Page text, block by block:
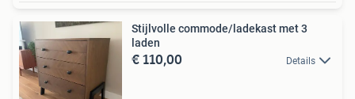
Stijlvolle commode/ladekast met 3
laden
€ 110,00 Details